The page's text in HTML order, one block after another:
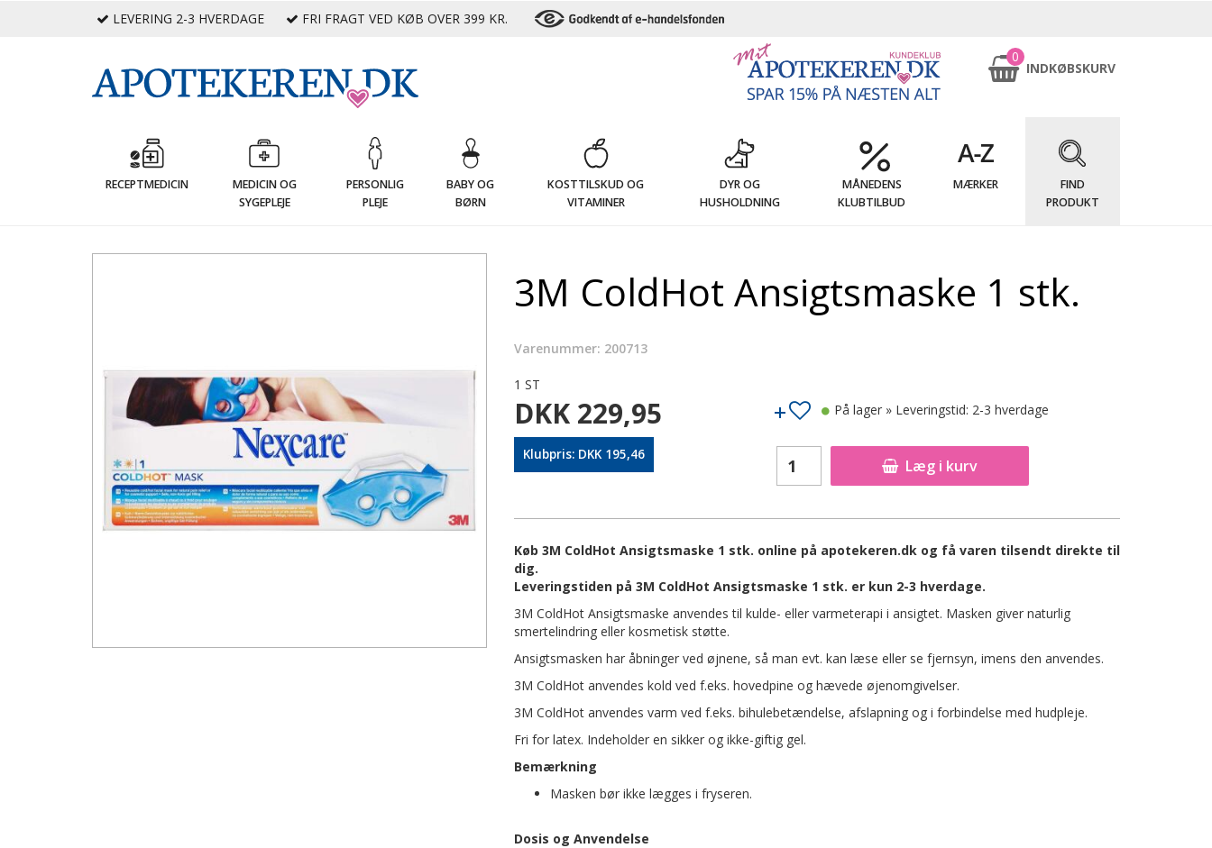
LEVERING 2-3 HVERDAGE FRI FRAGT VED KØB OVER 399 KR.
0
INDKØBSKURV
RECEPTMEDICIN
MEDICIN OG
SYGEPLEJE
PERSONLIG
PLEJE
BABY OG
BØRN
KOSTTILSKUD OG
VITAMINER
DYR OG
HUSHOLDNING
MÅNEDENS
KLUBTILBUD
MÆRKER
FIND
PRODUKT
3M ColdHot Ansigtsmaske 1 stk.
Varenummer: 200713
1 ST
DKK 229,95
Klubpris: DKK 195,46
Læg i kurv
På lager » Leveringstid: 2-3 hverdage
Køb 3M ColdHot Ansigtsmaske 1 stk. online på apotekeren.dk og få varen tilsendt direkte til
dig.
Leveringstiden på 3M ColdHot Ansigtsmaske 1 stk. er kun 2-3 hverdage.
3M ColdHot Ansigtsmaske anvendes til kulde- eller varmeterapi i ansigtet. Masken giver naturlig
smertelindring eller kosmetisk støtte.
Ansigtsmasken har åbninger ved øjnene, så man evt. kan læse eller se fjernsyn, imens den anvendes.
3M ColdHot anvendes kold ved f.eks. hovedpine og hævede øjenomgivelser.
3M ColdHot anvendes varm ved f.eks. bihulebetændelse, afslapning og i forbindelse med hudpleje.
Fri for latex. Indeholder en sikker og ikke-giftig gel.
Bemærkning
Masken bør ikke lægges i fryseren.
Dosis og Anvendelse